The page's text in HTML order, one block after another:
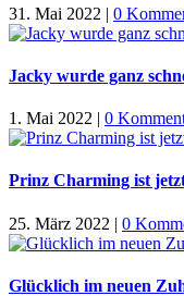
31. Mai 2022 | 0
Jacky wurde ganz
1. Mai 2022 | 0
Prinz Charming ist
25. März 2022 | 0
Glücklich im neuen